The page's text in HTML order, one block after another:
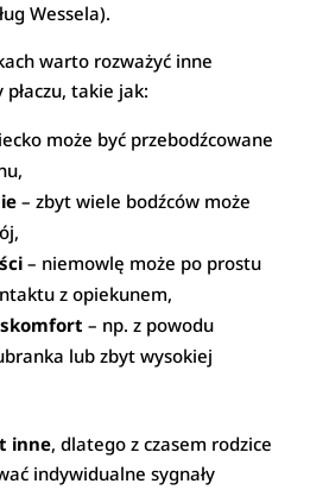
Wessela).
warto rozważyć inne
takie jak:
może być przebodźcowane
– zbyt wiele bodźców może
– niemowlę może po prostu
z opiekunem,
– np. z powodu
lub zbyt wysokiej
inne, dlatego z czasem rodzice
indywidualne sygnały